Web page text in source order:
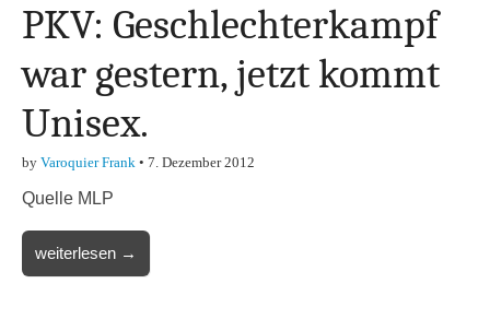
PKV: Geschlechterkampf
war gestern, jetzt kommt
Unisex.
by Varoquier Frank • 7. Dezember 2012
Quelle MLP
weiterlesen →